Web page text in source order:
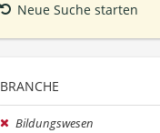
Neue Suche starten
BRANCHE
Bildungswesen